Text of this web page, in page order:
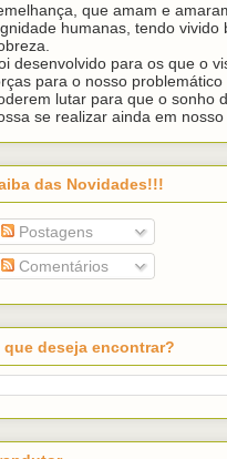
que amam e
humanas, tendo vivido
desenvolvido para os que o
para o nosso problemático
lutar para que o sonho
se realizar ainda em nosso
das Novidades!!!
Postagens
Comentários
que deseja encontrar?